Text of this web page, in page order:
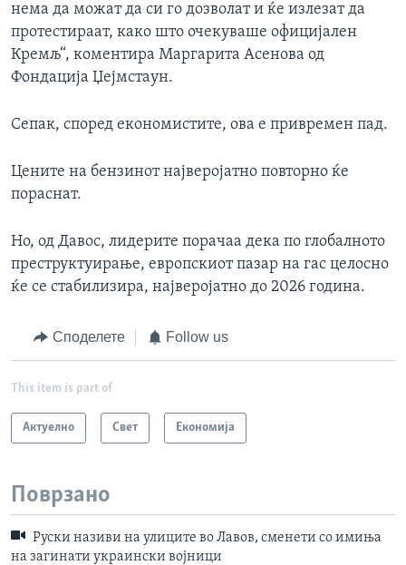
нема да можат да си го дозволат и ќе излезат да
протестираат, како што очекуваше официјален
Кремљ“, коментира Маргарита Асенова од
Фондација Џејмстаун.
Сепак, според економистите, ова е привремен пад.
Цените на бензинот најверојатно повторно ќе
пораснат.
Но, од Давос, лидерите порачаа дека по глобалното
преструктуирање, европскиот пазар на гас целосно
ќе се стабилизира, најверојатно до 2026 година.
Споделете Follow us
This item is part of
Актуелно Свет Економија
Поврзано
Руски називи на улиците во Лавов, сменети со имиња
на загинати украински војници